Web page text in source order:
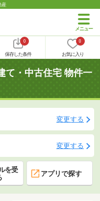
産
0
保存した条件
0
お気に入り
て・中古住宅 物件一
変更する
変更する
を受
アプリで探す